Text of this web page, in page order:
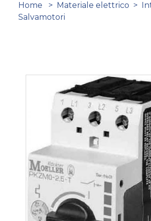
Home > Materiale elettrico >
Salvamotori